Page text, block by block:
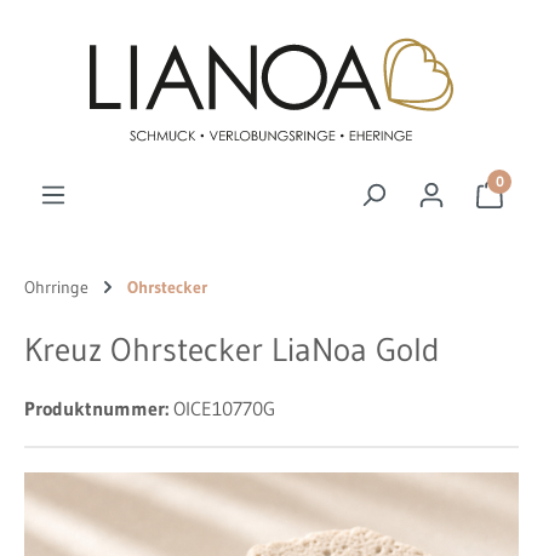
0
Ohrringe Ohrstecker
Kreuz Ohrstecker LiaNoa Gold
Produktnummer: OICE10770G